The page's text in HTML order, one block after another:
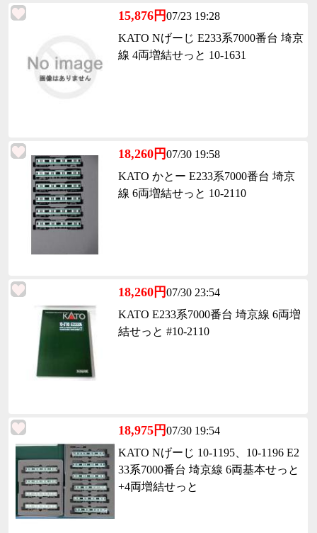
15,876円07/23 19:28
KATO Nげーじ E233系7000番台 埼京
線 4両増結せっと 10-1631
18,260円07/30 19:58
KATO かとー E233系7000番台 埼京
線 6両増結せっと 10-2110
18,260円07/30 23:54
KATO E233系7000番台 埼京線 6両増
結せっと #10-2110
18,975円07/30 19:54
KATO Nげーじ 10-1195、10-1196 E2
33系7000番台 埼京線 6両基本せっと
+4両増結せっと